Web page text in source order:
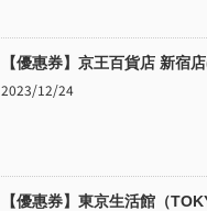
【優惠券】京王百貨店 新宿
2023/12/24
【優惠券】東京生活館（